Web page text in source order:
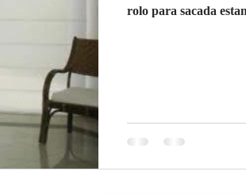
rolo para sacada